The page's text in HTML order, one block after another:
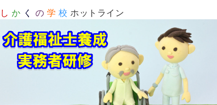
し か く の 学 校 ホットライン